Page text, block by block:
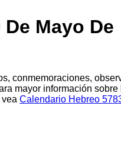
Mayo De
conmemoraciones,
mayor información
veaCalendario Hebreo